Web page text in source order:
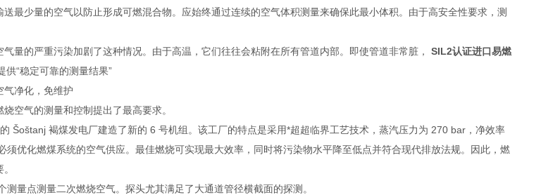
最少量的空气以防止形成可燃混合物。应始终通过连续的空气体积测量来确保此最小体积。由于高安全性要求，测
量的严重污染加剧了这种情况。由于高温，它们往往会粘附在所有管道内部。即使管道非常脏，SIL2认证进口易燃
供“稳定可靠的测量结果”
气净化，免维护
空气的测量和控制提出了最高要求。
Šoštanj 褐煤发电厂建造了新的 6 号机组。该工厂的特点是采用*超超临界工艺技术，蒸汽压力为 270 bar，净效率
须优化燃煤系统的空气供应。最佳燃烧可实现最大效率，同时将污染物水平降至低点并符合现代排放法规。因此，燃
测量点测量二次燃烧空气。探头尤其满足了大通道管径横截面的探测。